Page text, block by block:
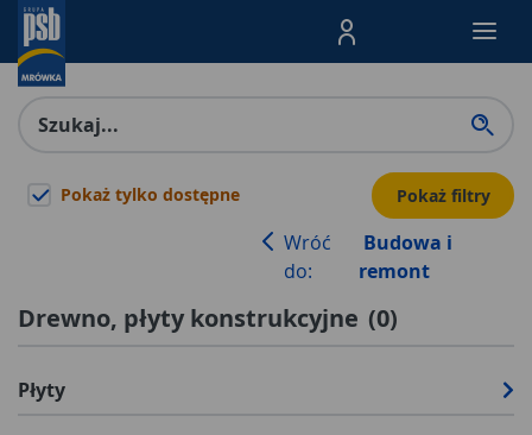
Menu Produktów,
Pokaż tylko dostępne Pokaż filtry
Wróć
do:
Budowa i
remont
Drewno, płyty konstrukcyjne (0)
Płyty